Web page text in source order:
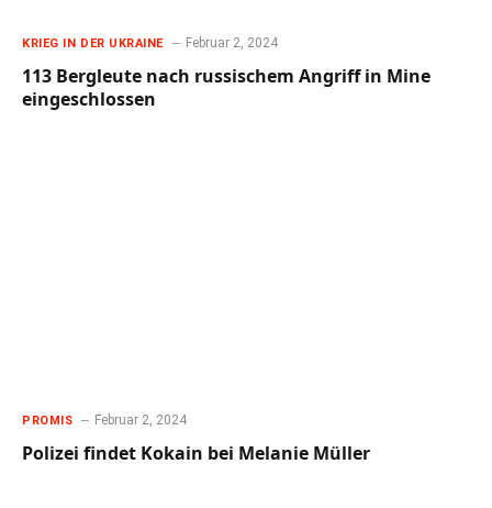
KRIEG IN DER UKRAINE Februar 2, 2024
113 Bergleute nach russischem Angriff in Mine
eingeschlossen
PROMIS Februar 2, 2024
Polizei findet Kokain bei Melanie Müller